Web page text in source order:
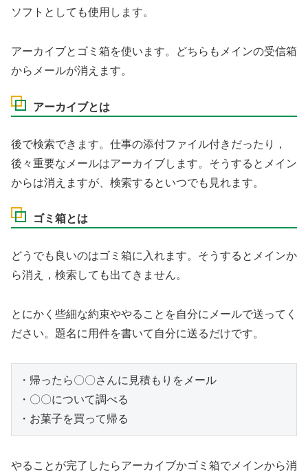
ソフトとしても使用します。
アーカイブとゴミ箱を使います。どちらもメインの受信箱
からメールが消えます。
アーカイブとは
後で検索できます。仕事の添付ファイル付きだったり，
後々重要なメールはアーカイブします。そうするとメイン
からは消えますが、検索するといつでも見れます。
ゴミ箱とは
どうでも良いのはゴミ箱に入れます。そうするとメインか
ら消え，検索しても出てきません。
とにかく些細な約束ややることを自分にメールで送ってく
ださい。題名に用件を書いて自分に送るだけです。
・帰ったら〇〇さんに見積もりをメール
・〇〇について調べる
・お菓子を買って帰る
やることが完了したらアーカイブかゴミ箱でメインから消